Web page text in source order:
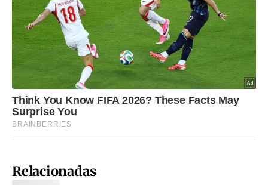
Relacionadas